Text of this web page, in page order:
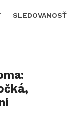
SLEDOVANOSŤ